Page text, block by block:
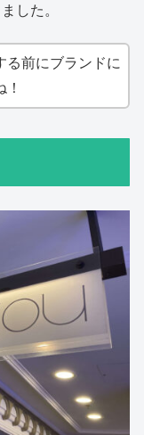
した。
る前にブランドに